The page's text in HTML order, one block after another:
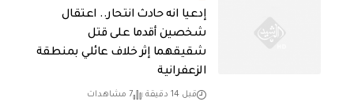
إدعيا انه حادث انتحار.. اعتقال
شخصين أقدما على قتل
شقيقهما إثر خلاف عائلي بمنطقة
الزعفرانية
قبل 14 دقيقة 7 مشاهدات